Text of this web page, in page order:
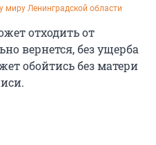
миру Ленинградской области
отходить от
вернется, без ущерба
обойтись без матери